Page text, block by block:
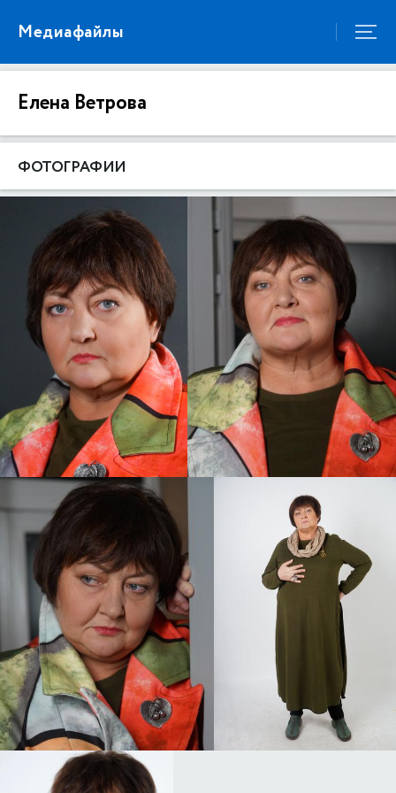
Медиафайлы
Елена Ветрова
ФОТОГРАФИИ